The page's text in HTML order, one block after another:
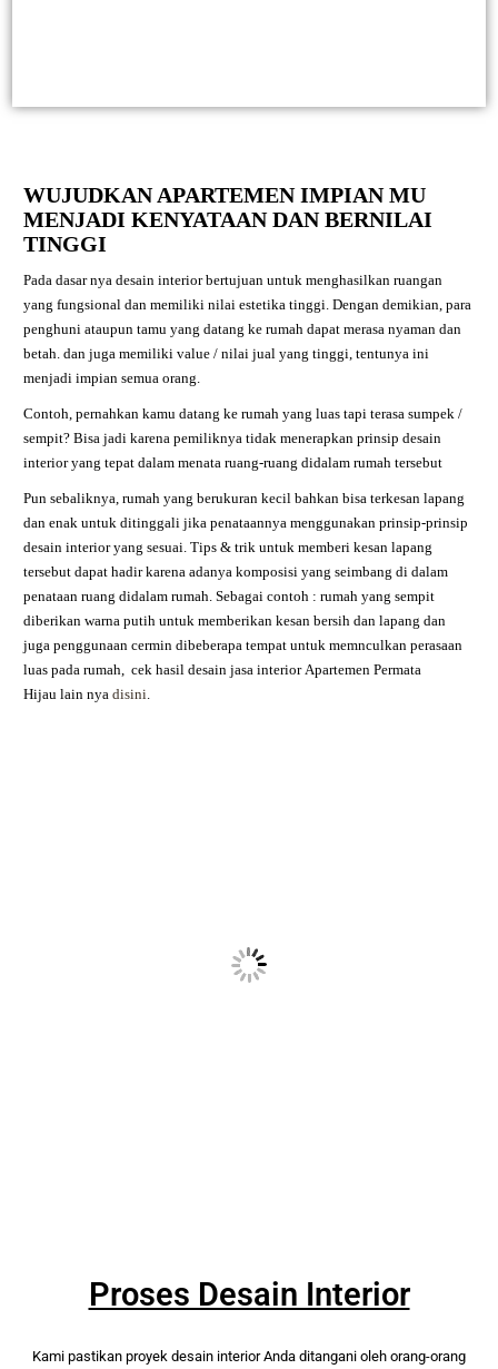
WUJUDKAN APARTEMEN IMPIAN MU
MENJADI KENYATAAN DAN BERNILAI
TINGGI
Pada dasar nya desain interior bertujuan untuk menghasilkan ruangan
yang fungsional dan memiliki nilai estetika tinggi. Dengan demikian, para
penghuni ataupun tamu yang datang ke rumah dapat merasa nyaman dan
betah. dan juga memiliki value / nilai jual yang tinggi, tentunya ini
menjadi impian semua orang.
Contoh, pernahkan kamu datang ke rumah yang luas tapi terasa sumpek /
sempit? Bisa jadi karena pemiliknya tidak menerapkan prinsip desain
interior yang tepat dalam menata ruang-ruang didalam rumah tersebut
Pun sebaliknya, rumah yang berukuran kecil bahkan bisa terkesan lapang
dan enak untuk ditinggali jika penataannya menggunakan prinsip-prinsip
desain interior yang sesuai. Tips & trik untuk memberi kesan lapang
tersebut dapat hadir karena adanya komposisi yang seimbang di dalam
penataan ruang didalam rumah. Sebagai contoh : rumah yang sempit
diberikan warna putih untuk memberikan kesan bersih dan lapang dan
juga penggunaan cermin dibeberapa tempat untuk memnculkan perasaan
luas pada rumah,
cek hasil desain jasa interior Apartemen Permata
Hijau lain nyadisini
Proses Desain Interior
Kami pastikan proyek desain interior Anda ditangani oleh orang-orang